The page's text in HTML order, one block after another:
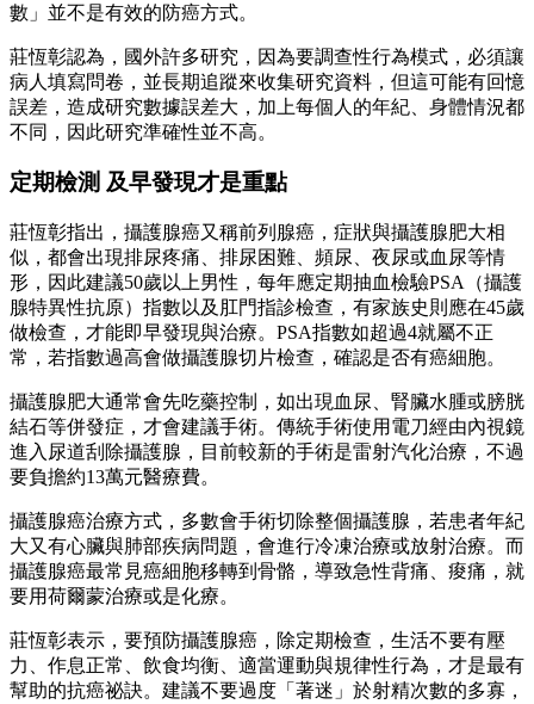
數」並不是有效的防癌方式。
莊恆彰認為，國外許多研究，因為要調查性行為模式，必須讓
病人填寫問卷，並長期追蹤來收集研究資料，但這可能有回憶
誤差，造成研究數據誤差大，加上每個人的年紀、身體情況都
不同，因此研究準確性並不高。
定期檢測 及早發現才是重點
莊恆彰指出，攝護腺癌又稱前列腺癌，症狀與攝護腺肥大相
似，都會出現排尿疼痛、排尿困難、頻尿、夜尿或血尿等情
形，因此建議50歲以上男性，每年應定期抽血檢驗PSA（攝護
腺特異性抗原）指數以及肛門指診檢查，有家族史則應在45歲
做檢查，才能即早發現與治療。PSA指數如超過4就屬不正
常，若指數過高會做攝護腺切片檢查，確認是否有癌細胞。
攝護腺肥大通常會先吃藥控制，如出現血尿、腎臟水腫或膀胱
結石等併發症，才會建議手術。傳統手術使用電刀經由內視鏡
進入尿道刮除攝護腺，目前較新的手術是雷射汽化治療，不過
要負擔約13萬元醫療費。
攝護腺癌治療方式，多數會手術切除整個攝護腺，若患者年紀
大又有心臟與肺部疾病問題，會進行冷凍治療或放射治療。而
攝護腺癌最常見癌細胞移轉到骨骼，導致急性背痛、痠痛，就
要用荷爾蒙治療或是化療。
莊恆彰表示，要預防攝護腺癌，除定期檢查，生活不要有壓
力、作息正常、飲食均衡、適當運動與規律性行為，才是最有
幫助的抗癌祕訣。建議不要過度「著迷」於射精次數的多寡，